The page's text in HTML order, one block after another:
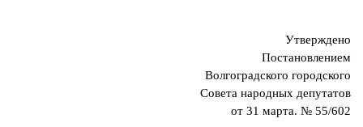
Утверждено
Постановлением
Волгоградского городского
Совета народных депутатов
от 31 марта. № 55/602